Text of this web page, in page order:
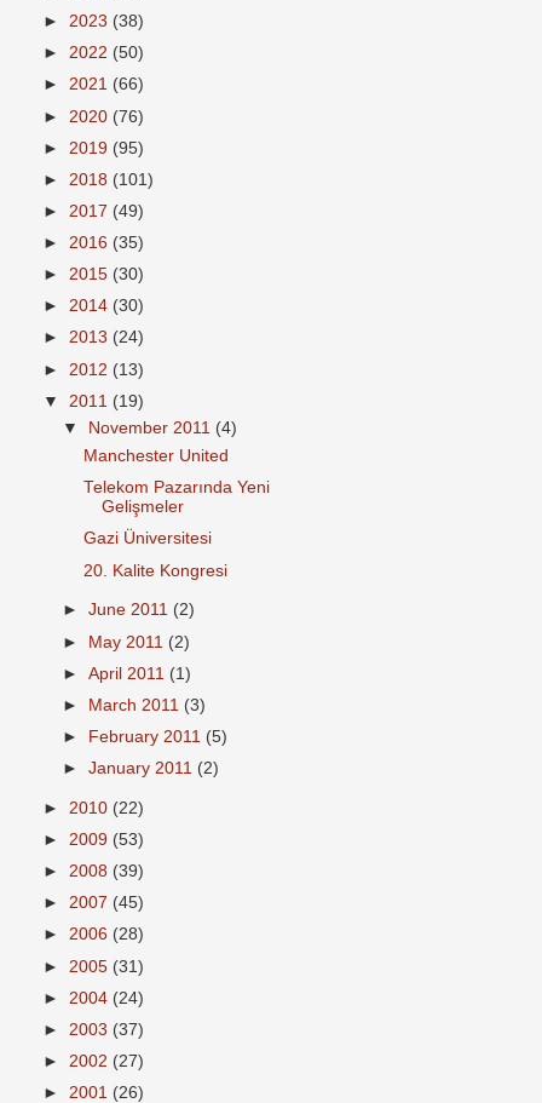
► 2023 (38)
► 2022 (50)
► 2021 (66)
► 2020 (76)
► 2019 (95)
► 2018 (101)
► 2017 (49)
► 2016 (35)
► 2015 (30)
► 2014 (30)
► 2013 (24)
► 2012 (13)
▼ 2011 (19)
▼
November 2011 (4)
Manchester United
Telekom Pazarında Yeni
Gelişmeler
Gazi Üniversitesi
20. Kalite Kongresi
►June 2011 (2)
► May 2011 (2)
►April 2011 (1)
►
March 2011 (3)
►
February 2011 (5)
►January 2011 (2)
► 2010 (22)
► 2009 (53)
► 2008 (39)
► 2007 (45)
► 2006 (28)
► 2005 (31)
► 2004 (24)
► 2003 (37)
► 2002 (27)
► 2001 (26)